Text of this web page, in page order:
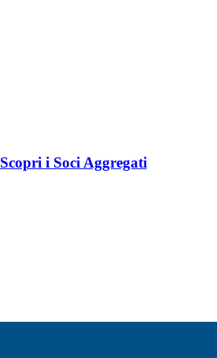
Scopri i Soci Aggregati